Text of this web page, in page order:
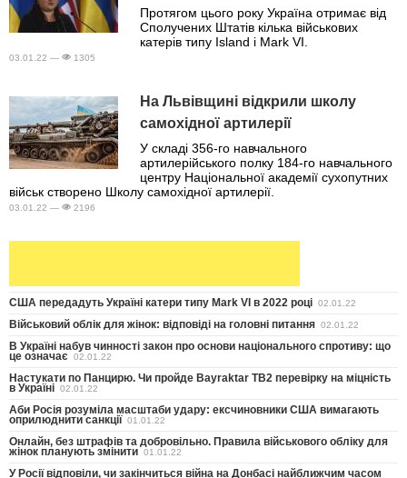
Протягом цього року Україна отримає від
Сполучених Штатів кілька військових
катерів типу Island і Mark VI.
03.01.22 — 1305
На Львівщині відкрили школу
самохідної артилерії
У складі 356-го навчального
артилерійського полку 184-го навчального
центру Національної академії сухопутних
військ створено Школу самохідної артилерії.
03.01.22 — 2196
США передадуть Україні катери типу Mark VI в 2022 році 02.01.22
Військовий облік для жінок: відповіді на головні питання 02.01.22
В Україні набув чинності закон про основи національного спротиву: що
це означає 02.01.22
Настукати по Панцирю. Чи пройде Bayraktar TB2 перевірку на міцність
в Україні 02.01.22
Аби Росія розуміла масштаби удару: ексчиновники США вимагають
оприлюднити санкції 01.01.22
Онлайн, без штрафів та добровільно. Правила військового обліку для
жінок планують змінити 01.01.22
У Росії відповіли, чи закінчиться війна на Донбасі найближчим часом